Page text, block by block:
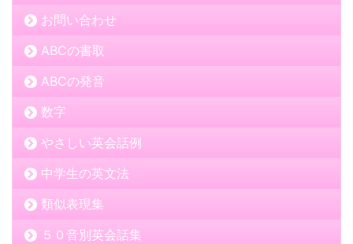
お問い合わせ
ABCの書取
ABCの発音
数字
やさしい英会話例
中学生の英文法
類似表現集
５０音別英会話集